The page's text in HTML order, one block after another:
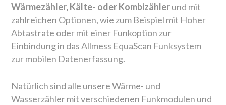
Wärmezähler, Kälte- oder Kombizählerund mit
zahlreichen Optionen, wie zum Beispiel mit Hoher
Abtastrate oder mit einer Funkoption zur
Einbindung in das Allmess EquaScan Funksystem
zur mobilen Datenerfassung.
Natürlich sind alle unsere Wärme- und
Wasserzähler mit verschiedenen Funkmodulen und